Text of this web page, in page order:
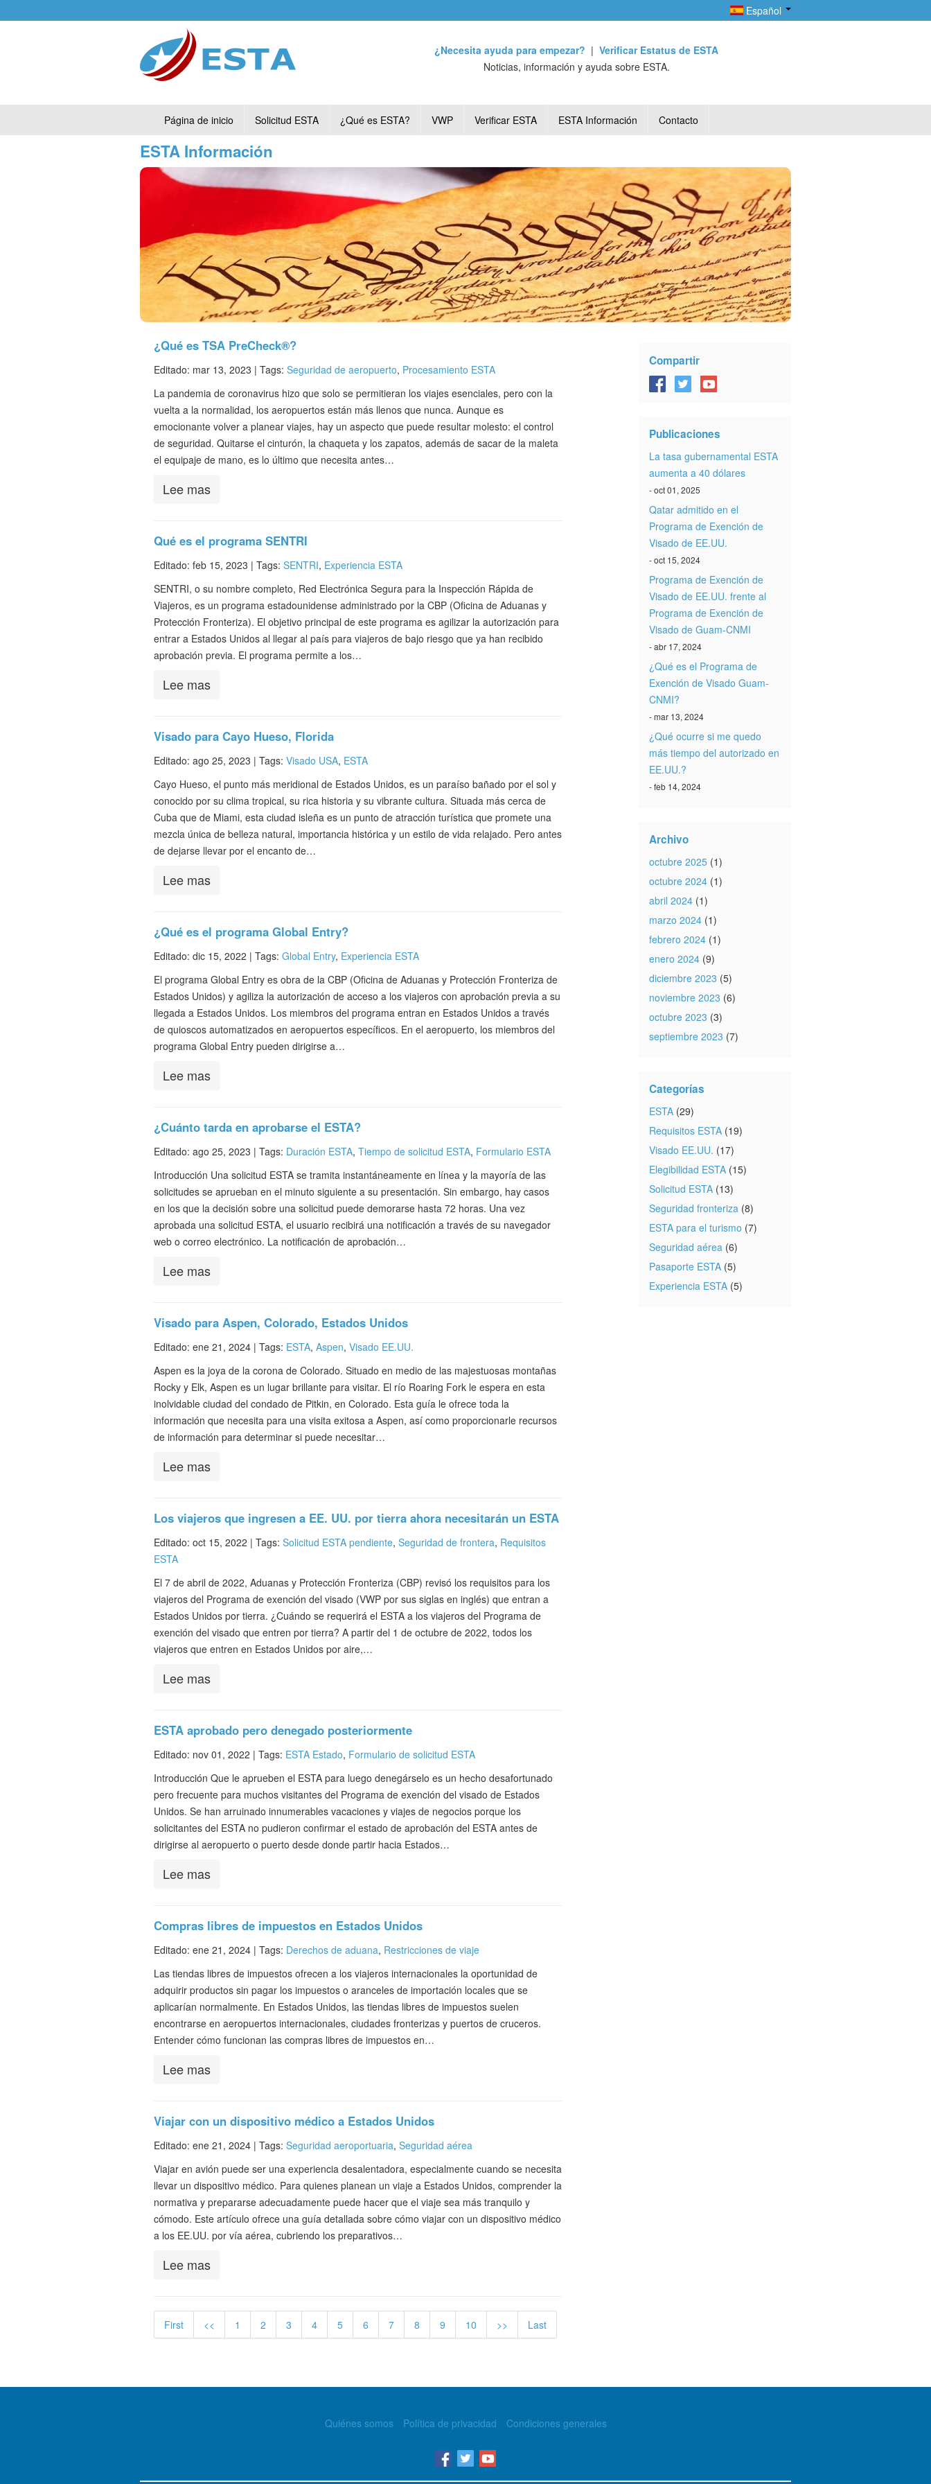
Español
¿Necesita ayuda para empezar? | Verificar Estatus de ESTA
Noticias, información y ayuda sobre ESTA.
Página de inicio Solicitud ESTA ¿Qué es ESTA? VWP Verificar ESTA ESTA Información Contacto
ESTA Información
¿Qué es TSA PreCheck®?
Editado: mar 13, 2023 | Tags: Seguridad de aeropuerto, Procesamiento ESTA
La pandemia de coronavirus hizo que solo se permitieran los viajes esenciales, pero con la
vuelta a la normalidad, los aeropuertos están más llenos que nunca. Aunque es
emocionante volver a planear viajes, hay un aspecto que puede resultar molesto: el control
de seguridad. Quitarse el cinturón, la chaqueta y los zapatos, además de sacar de la maleta
el equipaje de mano, es lo último que necesita antes…
Lee mas
Qué es el programa SENTRI
Editado: feb 15, 2023 | Tags: SENTRI, Experiencia ESTA
SENTRI, o su nombre completo, Red Electrónica Segura para la Inspección Rápida de
Viajeros, es un programa estadounidense administrado por la CBP (Oficina de Aduanas y
Protección Fronteriza). El objetivo principal de este programa es agilizar la autorización para
entrar a Estados Unidos al llegar al país para viajeros de bajo riesgo que ya han recibido
aprobación previa. El programa permite a los…
Lee mas
Visado para Cayo Hueso, Florida
Editado: ago 25, 2023 | Tags: Visado USA, ESTA
Cayo Hueso, el punto más meridional de Estados Unidos, es un paraíso bañado por el sol y
conocido por su clima tropical, su rica historia y su vibrante cultura. Situada más cerca de
Cuba que de Miami, esta ciudad isleña es un punto de atracción turística que promete una
mezcla única de belleza natural, importancia histórica y un estilo de vida relajado. Pero antes
de dejarse llevar por el encanto de…
Lee mas
¿Qué es el programa Global Entry?
Editado: dic 15, 2022 | Tags: Global Entry, Experiencia ESTA
El programa Global Entry es obra de la CBP (Oficina de Aduanas y Protección Fronteriza de
Estados Unidos) y agiliza la autorización de acceso a los viajeros con aprobación previa a su
llegada a Estados Unidos. Los miembros del programa entran en Estados Unidos a través
de quioscos automatizados en aeropuertos específicos. En el aeropuerto, los miembros del
programa Global Entry pueden dirigirse a…
Lee mas
¿Cuánto tarda en aprobarse el ESTA?
Editado: ago 25, 2023 | Tags: Duración ESTA, Tiempo de solicitud ESTA, Formulario ESTA
Introducción Una solicitud ESTA se tramita instantáneamente en línea y la mayoría de las
solicitudes se aprueban en el minuto siguiente a su presentación. Sin embargo, hay casos
en los que la decisión sobre una solicitud puede demorarse hasta 72 horas. Una vez
aprobada una solicitud ESTA, el usuario recibirá una notificación a través de su navegador
web o correo electrónico. La notificación de aprobación…
Lee mas
Visado para Aspen, Colorado, Estados Unidos
Editado: ene 21, 2024 | Tags: ESTA, Aspen, Visado EE.UU.
Aspen es la joya de la corona de Colorado. Situado en medio de las majestuosas montañas
Rocky y Elk, Aspen es un lugar brillante para visitar. El río Roaring Fork le espera en esta
inolvidable ciudad del condado de Pitkin, en Colorado. Esta guía le ofrece toda la
información que necesita para una visita exitosa a Aspen, así como proporcionarle recursos
de información para determinar si puede necesitar…
Lee mas
Los viajeros que ingresen a EE. UU. por tierra ahora necesitarán un ESTA
Editado: oct 15, 2022 | Tags: Solicitud ESTA pendiente, Seguridad de frontera, Requisitos
ESTA
El 7 de abril de 2022, Aduanas y Protección Fronteriza (CBP) revisó los requisitos para los
viajeros del Programa de exención del visado (VWP por sus siglas en inglés) que entran a
Estados Unidos por tierra. ¿Cuándo se requerirá el ESTA a los viajeros del Programa de
exención del visado que entren por tierra? A partir del 1 de octubre de 2022, todos los
viajeros que entren en Estados Unidos por aire,…
Lee mas
ESTA aprobado pero denegado posteriormente
Editado: nov 01, 2022 | Tags: ESTA Estado, Formulario de solicitud ESTA
Introducción Que le aprueben el ESTA para luego denegárselo es un hecho desafortunado
pero frecuente para muchos visitantes del Programa de exención del visado de Estados
Unidos. Se han arruinado innumerables vacaciones y viajes de negocios porque los
solicitantes del ESTA no pudieron confirmar el estado de aprobación del ESTA antes de
dirigirse al aeropuerto o puerto desde donde partir hacia Estados…
Lee mas
Compras libres de impuestos en Estados Unidos
Editado: ene 21, 2024 | Tags: Derechos de aduana, Restricciones de viaje
Las tiendas libres de impuestos ofrecen a los viajeros internacionales la oportunidad de
adquirir productos sin pagar los impuestos o aranceles de importación locales que se
aplicarían normalmente. En Estados Unidos, las tiendas libres de impuestos suelen
encontrarse en aeropuertos internacionales, ciudades fronterizas y puertos de cruceros.
Entender cómo funcionan las compras libres de impuestos en…
Lee mas
Viajar con un dispositivo médico a Estados Unidos
Editado: ene 21, 2024 | Tags: Seguridad aeroportuaria, Seguridad aérea
Viajar en avión puede ser una experiencia desalentadora, especialmente cuando se necesita
llevar un dispositivo médico. Para quienes planean un viaje a Estados Unidos, comprender la
normativa y prepararse adecuadamente puede hacer que el viaje sea más tranquilo y
cómodo. Este artículo ofrece una guía detallada sobre cómo viajar con un dispositivo médico
a los EE.UU. por vía aérea, cubriendo los preparativos…
Lee mas
First << 1 2 3 4 5 6 7 8 9 10 >> Last
Compartir
Publicaciones
La tasa gubernamental ESTA
aumenta a 40 dólares
- oct 01, 2025
Qatar admitido en el
Programa de Exención de
Visado de EE.UU.
- oct 15, 2024
Programa de Exención de
Visado de EE.UU. frente al
Programa de Exención de
Visado de Guam-CNMI
- abr 17, 2024
¿Qué es el Programa de
Exención de Visado Guam-
CNMI?
- mar 13, 2024
¿Qué ocurre si me quedo
más tiempo del autorizado en
EE.UU.?
- feb 14, 2024
Archivo
octubre 2025 (1)
octubre 2024 (1)
abril 2024 (1)
marzo 2024 (1)
febrero 2024 (1)
enero 2024 (9)
diciembre 2023 (5)
noviembre 2023 (6)
octubre 2023 (3)
septiembre 2023 (7)
Categorías
ESTA (29)
Requisitos ESTA (19)
Visado EE.UU. (17)
Elegibilidad ESTA (15)
Solicitud ESTA (13)
Seguridad fronteriza (8)
ESTA para el turismo (7)
Seguridad aérea (6)
Pasaporte ESTA (5)
Experiencia ESTA (5)
Quiénes somos Política de privacidad Condiciones generales